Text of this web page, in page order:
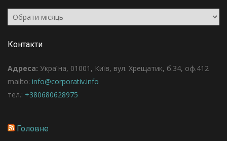
Архіви
Контакти
Адреса: Україна, 01001, Київ, вул. Хрещатик, б.34, оф.412
mailto: info@corporativ.info
тел.: +380680628975
Головне